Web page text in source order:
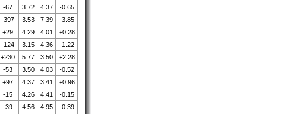
-67 3.72 4.37
-0.65
-397 3.53 7.39
-3.85
+29 4.29 4.01
+0.28
-124 3.15 4.36
-1.22
+230 5.77 3.50
+2.28
-53 3.50 4.03
-0.52
+97 4.37 3.41
+0.96
-15 4.26 4.41
-0.15
-39 4.56 4.95 -0.39